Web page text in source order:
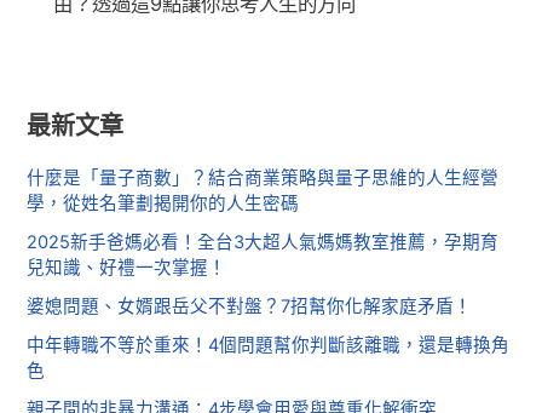
最新文章
什麼是「量子商數」？結合商業策略與量子思維的人生經營
學，從姓名筆劃揭開你的人生密碼
2025新手爸媽必看！全台3大超人氣媽媽教室推薦，孕期育
兒知識、好禮一次掌握！
婆媳問題、女婿跟岳父不對盤？7招幫你化解家庭矛盾！
中年轉職不等於重來！4個問題幫你判斷該離職，還是轉換角
色